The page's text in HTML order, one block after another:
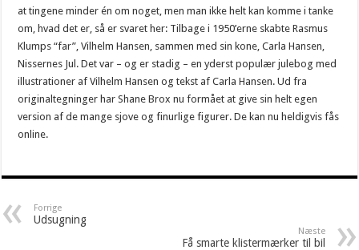
at tingene minder én om noget, men man ikke helt kan komme i tanke
om, hvad det er, så er svaret her: Tilbage i 1950’erne skabte Rasmus
Klumps “far”, Vilhelm Hansen, sammen med sin kone, Carla Hansen,
Nissernes Jul. Det var – og er stadig – en yderst populær julebog med
illustrationer af Vilhelm Hansen og tekst af Carla Hansen. Ud fra
originaltegninger har Shane Brox nu formået at give sin helt egen
version af de mange sjove og finurlige figurer. De kan nu heldigvis fås
online.
Forrige
Udsugning
Næste
Få smarte klistermærker til bil